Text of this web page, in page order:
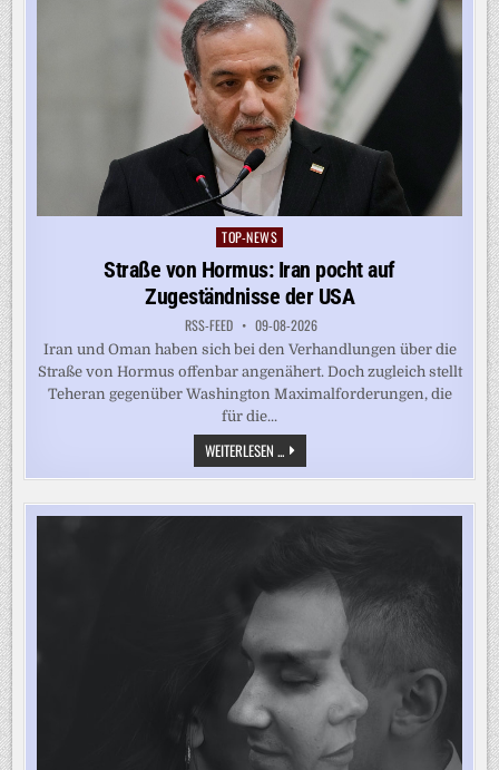
Posted
TOP-NEWS
Straße von Hormus: Iran pocht auf
Zugeständnisse der USA
RSS-FEED 09-08-2026
Iran und Oman haben sich bei den Verhandlungen über die
Straße von Hormus offenbar angenähert. Doch zugleich stellt
Teheran gegenüber Washington Maximalforderungen, die
für die...
WEITERLESEN ... STRASSE V
ON H
ORMUS: I
OCHT A
UF Z